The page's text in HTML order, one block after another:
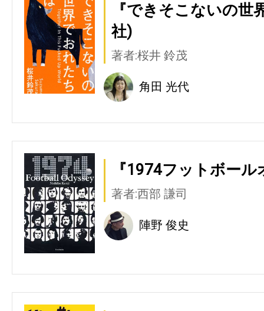
『できそこないの
社)
著者:桜井 鈴茂
角田 光代
『1974フットボー
著者:西部 謙司
陣野 俊史